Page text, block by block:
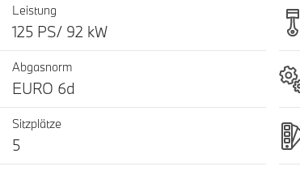
Leistung
125 PS/ 92 kW
Abgasnorm
EURO 6d
Sitzplätze
5